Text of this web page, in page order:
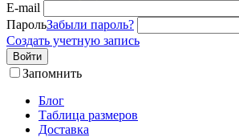
E-mail
ПарольЗабыли пароль?
Создать учетную запись
Войти
Запомнить
Блог
Таблица размеров
Доставка